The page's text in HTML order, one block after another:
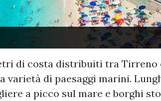
di costa distribuiti tra Tirreno
di paesaggi marini.
a picco sul mare e borghi